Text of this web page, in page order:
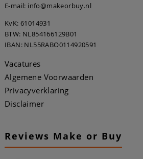
E-mail: info@makeorbuy.nl
KvK: 61014931
BTW: NL854166129B01
IBAN: NL55RABO0114920591
Vacatures
Algemene Voorwaarden
Privacyverklaring
Disclaimer
Reviews Make or Buy